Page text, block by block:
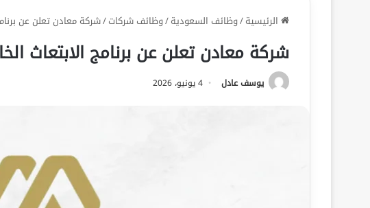
الرئيسية/وظائف السعودية/وظائف شركات/شركة معادن تعلن عن
شركة معادن تعلن عن برنامج الابتعاث
يوسف عادل 4 يونيو، 2026